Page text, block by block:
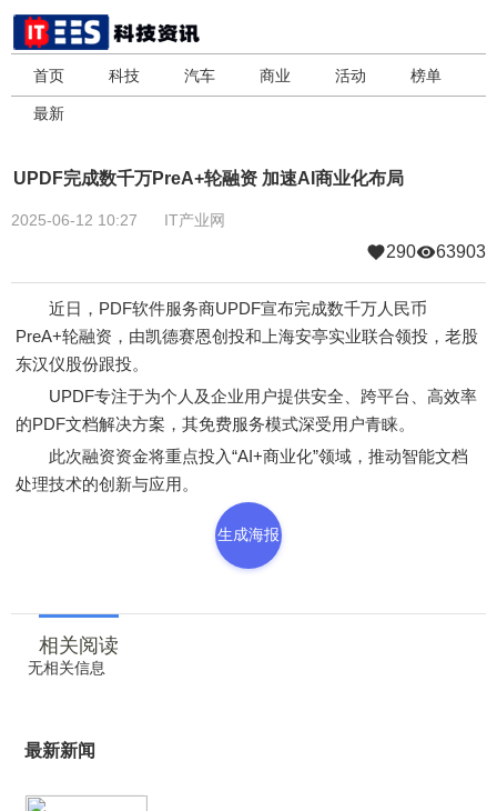
首页 科技 汽车 商业 活动 榜单
最新
UPDF完成数千万PreA+轮融资 加速AI商业化布局
2025-06-12 10:27 IT产业网
290 63903
近日，PDF软件服务商UPDF宣布完成数千万人民币
PreA+轮融资，由凯德赛恩创投和上海安亭实业联合领投，老股
东汉仪股份跟投。
UPDF专注于为个人及企业用户提供安全、跨平台、高效率
的PDF文档解决方案，其免费服务模式深受用户青睐。
此次融资资金将重点投入“AI+商业化”领域，推动智能文档
处理技术的创新与应用。
生成海报
相关阅读
无相关信息
最新新闻